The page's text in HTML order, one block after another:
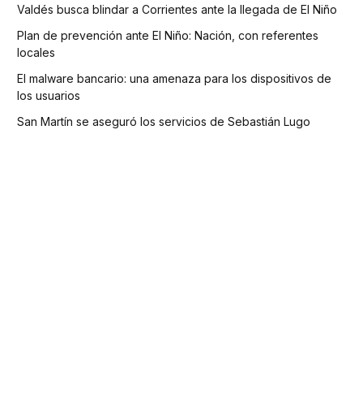
Valdés busca blindar a Corrientes ante la llegada de El Niño
Plan de prevención ante El Niño: Nación, con referentes
locales
El malware bancario: una amenaza para los dispositivos de
los usuarios
San Martín se aseguró los servicios de Sebastián Lugo